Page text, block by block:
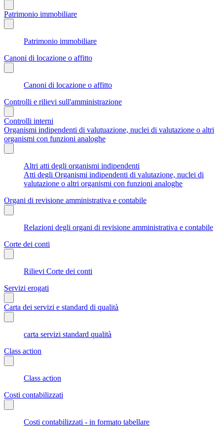
Patrimonio immobiliare
Patrimonio immobiliare
Canoni di locazione o affitto
Canoni di locazione o affitto
Controlli e rilievi sull'amministrazione
Controlli interni
Organismi indipendenti di valutuazione, nuclei di valutazione o altri
organismi con funzioni analoghe
Altri atti degli organismi indipendenti
Atti degli Organismi indipendenti di valutazione, nuclei di
valutazione o altri organismi con funzioni analoghe
Organi di revisione amministrativa e contabile
Relazioni degli organi di revisione amministrativa e contabile
Corte dei conti
Rilievi Corte dei conti
Servizi erogati
Carta dei servizi e standard di qualità
carta servizi standard qualità
Class action
Class action
Costi contabilizzati
Costi contabilizzati - in formato tabellare